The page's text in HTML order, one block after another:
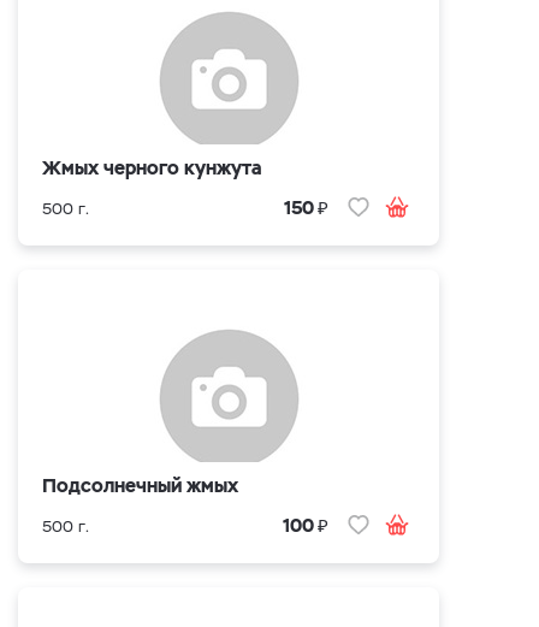
Жмых черного кунжута
500 г. 150₽
Подсолнечный жмых
500 г. 100₽